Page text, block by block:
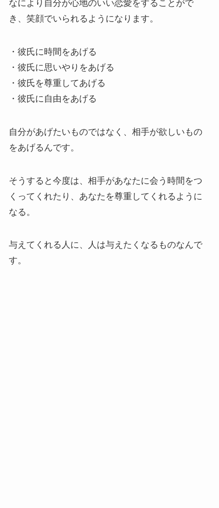
なにより自分が心地のいい恋愛をすることがで
き、笑顔でいられるようになります。
・彼氏に時間をあげる
・彼氏に思いやりをあげる
・彼氏を尊重してあげる
・彼氏に自由をあげる
自分があげたいものではなく、相手が欲しいもの
をあげるんです。
そうすると今度は、相手があなたに会う時間をつ
くってくれたり、あなたを尊重してくれるように
なる。
与えてくれる人に、人は与えたくなるものなんで
す。